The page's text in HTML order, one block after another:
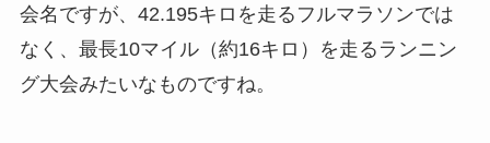
会名ですが、42.195キロを走るフルマラソンでは
なく、最長10マイル（約16キロ）を走るランニン
グ大会みたいなものですね。